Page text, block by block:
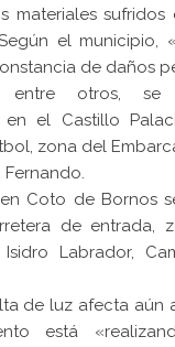
materiales
el municipio,
de daños
entre otros, se
en el Castillo
zona del
Coto de Bornos
de entrada,
Isidro Labrador,
de luz afecta aún
está